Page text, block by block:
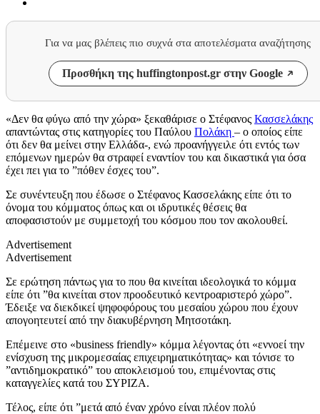
Για να μας βλέπεις πιο συχνά στα αποτελέσματα αναζήτησης
Προσθήκη της huffingtonpost.gr στην Google
«Δεν θα φύγω από την χώρα» ξεκαθάρισε ο Στέφανος Κασσελάκης
απαντώντας στις κατηγορίες του Παύλου Πολάκη – ο οποίος είπε
ότι δεν θα μείνει στην Ελλάδα-, ενώ προανήγγειλε ότι εντός των
επόμενων ημερών θα στραφεί εναντίον του και δικαστικά για όσα
έχει πει για το ”πόθεν έσχες του”.
Σε συνέντευξη που έδωσε ο Στέφανος Κασσελάκης είπε ότι το
όνομα του κόμματος όπως και οι ιδρυτικές θέσεις θα
αποφασιστούν με συμμετοχή του κόσμου που τον ακολουθεί.
Advertisement
Advertisement
Σε ερώτηση πάντως για το που θα κινείται ιδεολογικά το κόμμα
είπε ότι ”θα κινείται στον προοδευτικό κεντροαριστερό χώρο”.
Έδειξε να διεκδικεί ψηφοφόρους του μεσαίου χώρου που έχουν
απογοητευτεί από την διακυβέρνηση Μητσοτάκη.
Επέμεινε στο «business friendly» κόμμα λέγοντας ότι «εννοεί την
ενίσχυση της μικρομεσαίας επιχειρηματικότητας» και τόνισε το
”αντιδημοκρατικό” του αποκλεισμού του, επιμένοντας στις
καταγγελίες κατά του ΣΥΡΙΖΑ.
Τέλος, είπε ότι ”μετά από έναν χρόνο είναι πλέον πολύ